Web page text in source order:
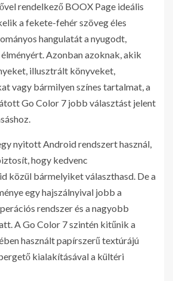
rendelkező BOOX Page ideális
a fekete-fehér szöveg éles
hangulatát a nyugodt,
Azonban azoknak, akik
illusztrált könyveket,
vagy bármilyen színes tartalmat, a
Go Color 7 jobb választást jelent
nyitott Android rendszert használ,
hogy kedvenc
közül bármelyiket választhasd. De a
egy hajszálnyival jobb a
rendszer és a nagyobb
A Go Color 7 szintén kitűnik a
használt papírszerű textúrájú
kialakításával a kültéri